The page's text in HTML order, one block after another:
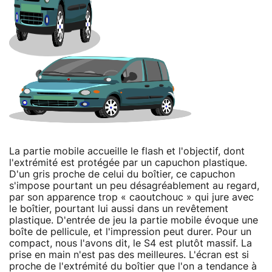
La partie mobile accueille le flash et l'objectif, dont
l'extrémité est protégée par un capuchon plastique.
D'un gris proche de celui du boîtier, ce capuchon
s'impose pourtant un peu désagréablement au regard,
par son apparence trop « caoutchouc » qui jure avec
le boîtier, pourtant lui aussi dans un revêtement
plastique. D'entrée de jeu la partie mobile évoque une
boîte de pellicule, et l'impression peut durer. Pour un
compact, nous l'avons dit, le S4 est plutôt massif. La
prise en main n'est pas des meilleures. L'écran est si
proche de l'extrémité du boîtier que l'on a tendance à